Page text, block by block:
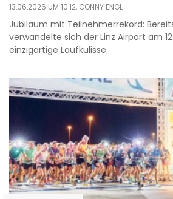
13.06.2026 UM 10:12, CONNY ENGL
Jubiläum mit Teilnehmerrekord:
verwandelte sich der Linz Airport am
einzigartige Laufkulisse.